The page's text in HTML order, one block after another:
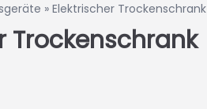
» Elektrischer Trockenschrank
Trockenschrank